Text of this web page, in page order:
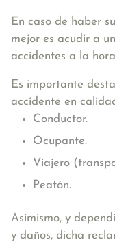
En caso de haber
mejor es acudir a
accidentes a la
Es importante
accidente en
Conductor.
Ocupante.
Viajero
Peatón.
Asimismo, y
y daños, dicha